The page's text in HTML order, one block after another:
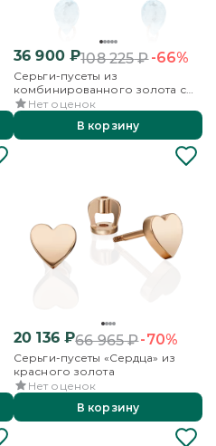
36 900₽108 225₽-66%
Серьги-пусеты из
комбинированного золота с
топазом
Нет оценок
В корзину
20 136₽66 965₽-70%
Серьги-пусеты «Сердца» из
красного золота
Нет оценок
В корзину